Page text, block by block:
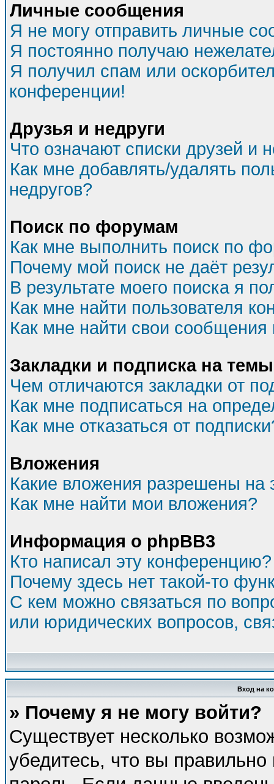
Личные сообщения
Я не могу отправить личные
Я постоянно получаю
Я получил спам или
конференции!
Друзья и недруги
Что означают списки друзей и
Как мне добавлять/удалять
недругов?
Поиск по форумам
Как мне выполнить поиск по
Почему мой поиск не даёт
В результате моего поиска я
Как мне найти пользователя
Как мне найти свои
Закладки и подписка на темы
Чем отличаются закладки от
Как мне подписаться на
Как мне отказаться от
Вложения
Какие вложения разрешены на
Как мне найти мои вложения?
Информация о phpBB3
Кто написал эту конференцию?
Почему здесь нет такой-то
С кем можно связаться по
или юридических вопросов,
Вход на
» Почему я не могу войти?
Существует несколько
убедитесь, что вы